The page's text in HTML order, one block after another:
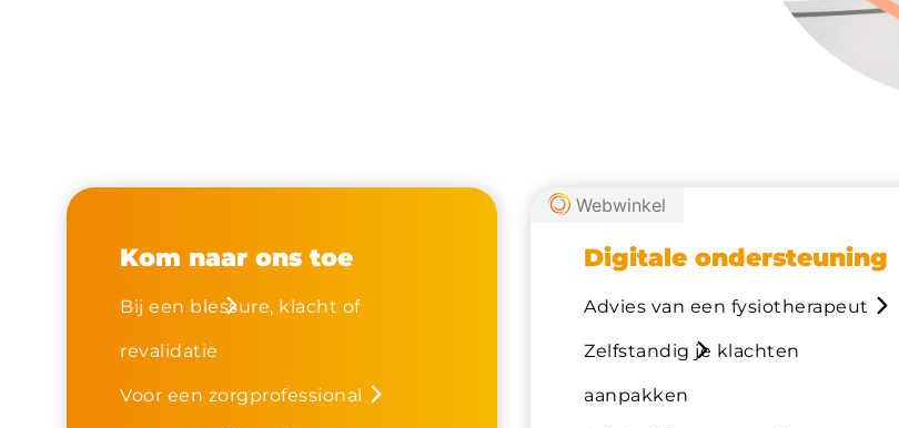
Kom naar ons toe
Bij een blessure, klacht of
revalidatie
Voor een zorgprofessional
Webwinkel
Digitale ondersteuning
Advies van een fysiotherapeut
Zelfstandig je klachten
aanpakken